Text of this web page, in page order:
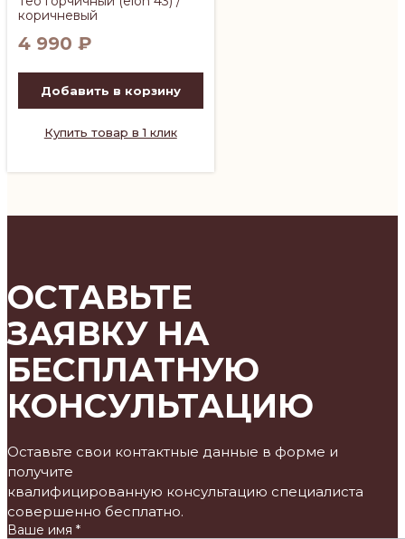
коричневый
4 990 ₽
Добавить в корзину
Купить товар в 1 клик
ОСТАВЬТЕ
ЗАЯВКУ НА
БЕСПЛАТНУЮ
КОНСУЛЬТАЦИЮ
Оставьте свои контактные данные в форме и
получите
квалифицированную консультацию специалиста
совершенно бесплатно.
Ваше имя *